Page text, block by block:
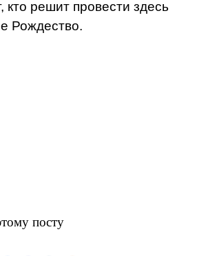
кто решит провести здесь
Рождество.
посту